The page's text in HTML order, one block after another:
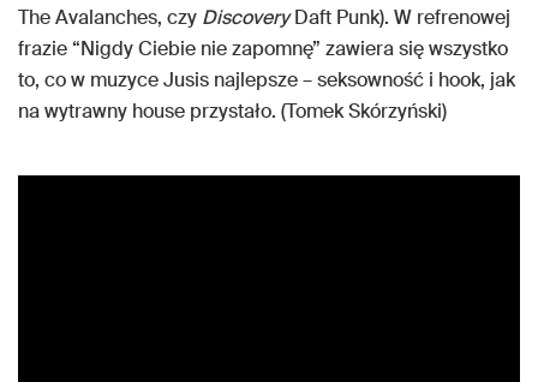
The Avalanches, czy DiscoveryDaft Punk). W refrenowej
frazie “Nigdy Ciebie nie zapomnę” zawiera się wszystko
to, co w muzyce Jusis najlepsze – seksowność i hook, jak
na wytrawny house przystało. (Tomek Skórzyński)